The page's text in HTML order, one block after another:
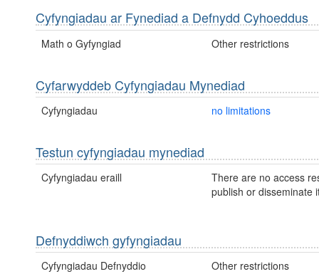
Cyfyngiadau ar Fynediad a Defnydd Cyhoeddus
Math o Gyfyngiad Other restrictions
Cyfarwyddeb Cyfyngiadau Mynediad
Cyfyngiadau no limitations
Testun cyfyngiadau mynediad
Cyfyngiadau eraill
There are no access
publish or disseminate
Defnyddiwch gyfyngiadau
Cyfyngiadau Defnyddio
Other restrictions